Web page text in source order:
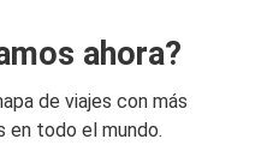
ahora?
de viajes con más
en todo el mundo.